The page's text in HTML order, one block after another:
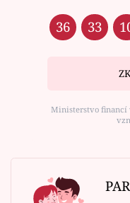
36 33
Ministerstvo financí